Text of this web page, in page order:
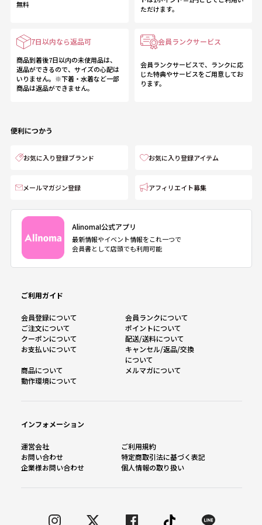
無料
ただけます。
7日以内なら返品可
商品到着後7日以内の未使用品は、
返品ができるので、サイズの心配は
いりません。※下着・水着など一部
商品は返品ができません。
会員ランクサービス
会員ランクサービスで、ランクに応
じた特典やサービスをご用意してお
ります。
便利につかう
お気に入り登録ブランド お気に入り登録アイテム
メールマガジン登録 アフィリエイト募集
AlinomaI公式アプリ
最新情報やイベント情報をこれ一つで
会員書として店頭でも利用可能
ご利用ガイド
会員登録について
会員ランクについて
ご注文について
ポイントについて
クーポンについて
配送/送料について
お支払いについて
キャンセル/返品/交換
について
商品について
メルマガについて
動作環境について
インフォメーション
運営会社
ご利用規約
お問い合わせ
特定商取引法に基づく表記
企業様お問い合わせ
個人情報の取り扱い